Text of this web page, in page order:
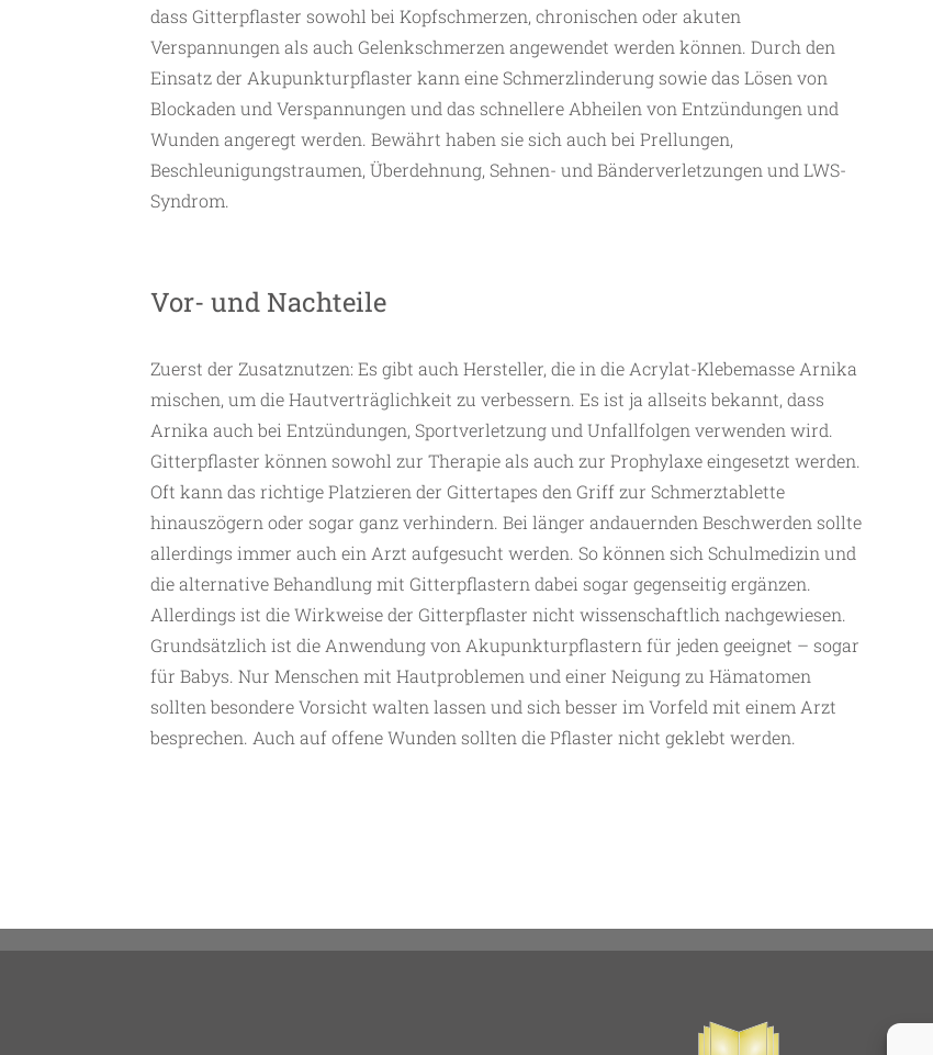
dass Gitterpflaster sowohl bei Kopfschmerzen, chronischen oder akuten
Verspannungen als auch Gelenkschmerzen angewendet werden können. Durch den
Einsatz der Akupunkturpflaster kann eine Schmerzlinderung sowie das Lösen von
Blockaden und Verspannungen und das schnellere Abheilen von Entzündungen und
Wunden angeregt werden. Bewährt haben sie sich auch bei Prellungen,
Beschleunigungstraumen, Überdehnung, Sehnen- und Bänderverletzungen und LWS-
Syndrom.
Vor- und Nachteile
Zuerst der Zusatznutzen: Es gibt auch Hersteller, die in die Acrylat-Klebemasse Arnika
mischen, um die Hautverträglichkeit zu verbessern. Es ist ja allseits bekannt, dass
Arnika auch bei Entzündungen, Sportverletzung und Unfallfolgen verwenden wird.
Gitterpflaster können sowohl zur Therapie als auch zur Prophylaxe eingesetzt werden.
Oft kann das richtige Platzieren der Gittertapes den Griff zur Schmerztablette
hinauszögern oder sogar ganz verhindern. Bei länger andauernden Beschwerden sollte
allerdings immer auch ein Arzt aufgesucht werden. So können sich Schulmedizin und
die alternative Behandlung mit Gitterpflastern dabei sogar gegenseitig ergänzen.
Allerdings ist die Wirkweise der Gitterpflaster nicht wissenschaftlich nachgewiesen.
Grundsätzlich ist die Anwendung von Akupunkturpflastern für jeden geeignet – sogar
für Babys. Nur Menschen mit Hautproblemen und einer Neigung zu Hämatomen
sollten besondere Vorsicht walten lassen und sich besser im Vorfeld mit einem Arzt
besprechen. Auch auf offene Wunden sollten die Pflaster nicht geklebt werden.